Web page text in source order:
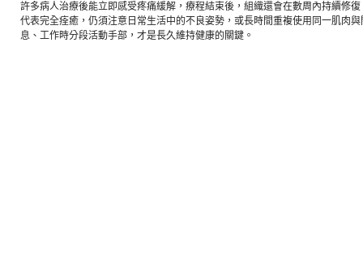
許多病人治療後能立即感受疼痛緩解，療程結束後，組織還會在數周內持續修
代表完全痊癒，仍須注意日常生活中的不良姿勢，或長時間重複使用同一肌肉
息、工作時分段活動手部，才是長久維持健康的關鍵。